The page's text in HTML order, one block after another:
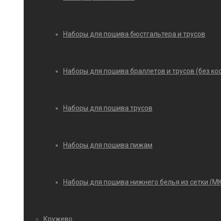
Наборы для пошива бюстгальтера и трусов
Наборы для пошива браллетов и трусов (без
Наборы для пошива трусов
Наборы для пошива пижам
Наборы для пошива нижнего белья из сетки
Кружево